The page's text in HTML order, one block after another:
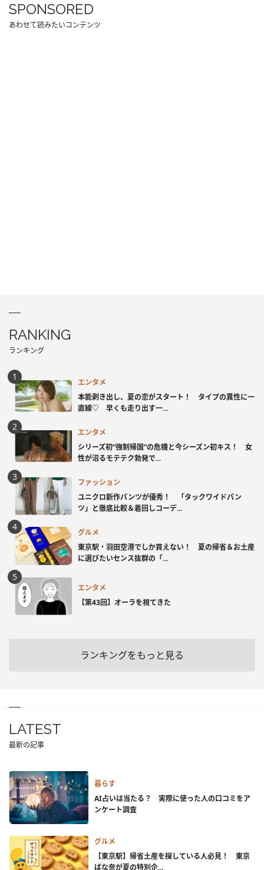
SPONSORED
あわせて読みたいコンテンツ
RANKING
ランキング
エンタメ
本能剥き出し、夏の恋がスタート！ タイプの異性に一
直線♡ 早くも走り出す一...
エンタメ
シリーズ初“強制帰国”の危機と今シーズン初キス！ 女
性が沼るモテテク勃発で...
ファッション
ユニクロ新作パンツが優秀！ 「タックワイドパン
ツ」と徹底比較＆着回しコーデ...
グルメ
東京駅・羽田空港でしか買えない！ 夏の帰省＆お土産
に選びたいセンス抜群の「...
エンタメ
【第43回】オーラを視てきた
ランキングをもっと見る
LATEST
最新の記事
暮らす
AI占いは当たる？ 実際に使った人の口コミをア
ンケート調査
グルメ
【東京駅】帰省土産を探している人必見！ 東京
ばな奈が夏の特別企...